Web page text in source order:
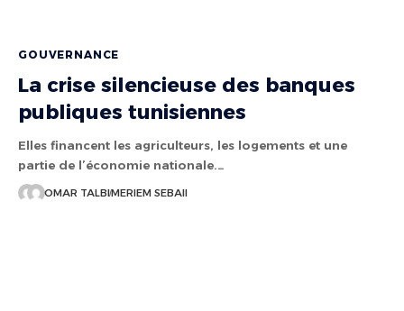
GOUVERNANCE
La crise silencieuse des banques
publiques tunisiennes
Elles financent les agriculteurs, les logements et une
partie de l’économie nationale.…
OMAR TALBIMERIEM SEBAII